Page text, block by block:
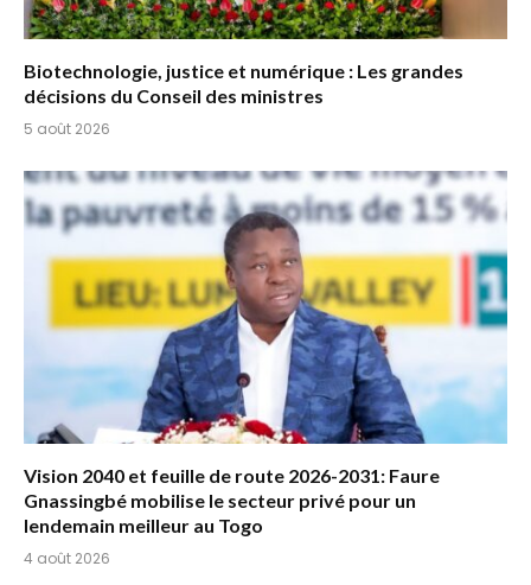
Biotechnologie, justice et numérique : Les grandes
décisions du Conseil des ministres
5 août 2026
Vision 2040 et feuille de route 2026-2031: Faure
Gnassingbé mobilise le secteur privé pour un
lendemain meilleur au Togo
4 août 2026